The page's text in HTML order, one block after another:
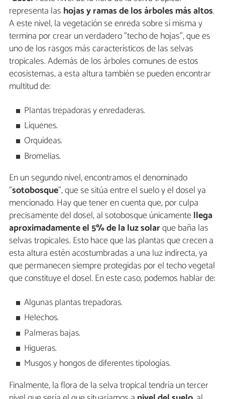
representa las hojas y ramas de los árboles más altos.
A este nivel, la vegetación se enreda sobre sí misma y
termina por crear un verdadero "techo de hojas", que es
uno de los rasgos más característicos de las selvas
tropicales. Además de los árboles comunes de estos
ecosistemas, a esta altura también se pueden encontrar
multitud de:
Plantas trepadoras y enredaderas.
Líquenes.
Orquídeas.
Bromelias.
En un segundo nivel, encontramos el denominado
"sotobosque", que se sitúa entre el suelo y el dosel ya
mencionado. Hay que tener en cuenta que, por culpa
precisamente del dosel, al sotobosque únicamentellega
aproximadamente el 5% de la luz solarque baña las
selvas tropicales. Esto hace que las plantas que crecen a
esta altura estén acostumbradas a una luz indirecta, ya
que permanecen siempre protegidas por el techo vegetal
que constituye el dosel. En este caso, podemos hablar de:
Algunas plantas trepadoras.
Helechos.
Palmeras bajas.
Higueras.
Musgos y hongos de diferentes tipologías.
Finalmente, la flora de la selva tropical tendría un tercer